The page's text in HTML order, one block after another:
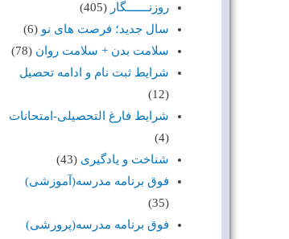
روزنـــــــگار (405)
سال جدید؛ فرصت های نو (6)
سلامت بدن + سلامت روان (78)
شرایط ثبت نام و ادامه تحصیل
(12)
شرایط فارغ التحصیلی-امتحانات
(4)
شناخت و یادگیری (43)
فوق برنامه مدرسه(آموزشی)
(35)
فوق برنامه مدرسه(پرورشی)